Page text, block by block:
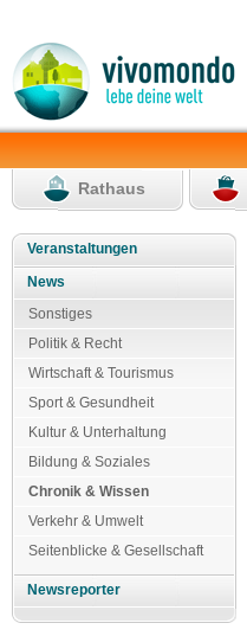
Rathaus
Veranstaltungen
News
Sonstiges
Politik & Recht
Wirtschaft & Tourismus
Sport & Gesundheit
Kultur & Unterhaltung
Bildung & Soziales
Chronik & Wissen
Verkehr & Umwelt
Seitenblicke & Gesellschaft
Newsreporter